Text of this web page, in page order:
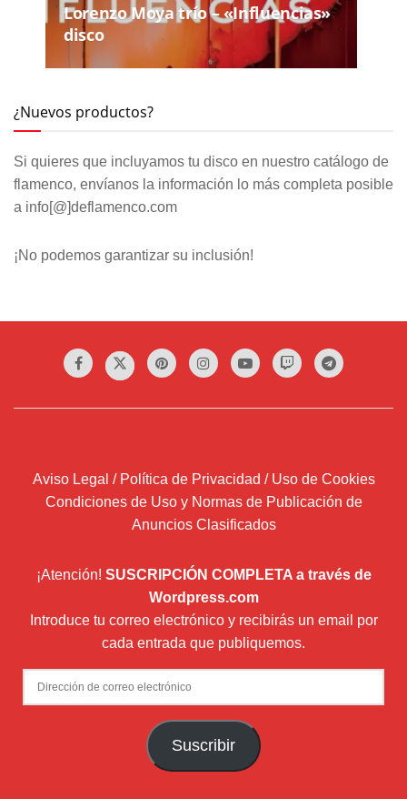
Lorenzo Moya trío – «Influencias»
disco
¿Nuevos productos?
Si quieres que incluyamos tu disco en nuestro catálogo de
flamenco, envíanos la información lo más completa posible
a info[@]deflamenco.com
¡No podemos garantizar su inclusión!
Aviso Legal / Política de Privacidad / Uso de Cookies
Condiciones de Uso y Normas de Publicación de
Anuncios Clasificados
¡Atención! SUSCRIPCIÓN COMPLETA a través de
Wordpress.com
Introduce tu correo electrónico y recibirás un email por
cada entrada que publiquemos.
Dirección
de
Suscribir